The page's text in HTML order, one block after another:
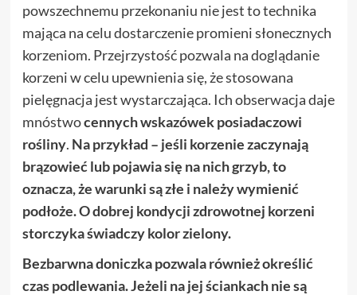
powszechnemu przekonaniu nie jest to technika
mająca na celu dostarczenie promieni słonecznych
korzeniom. Przejrzystość pozwala na doglądanie
korzeni w celu upewnienia się, że stosowana
pielęgnacja jest wystarczająca. Ich obserwacja daje
mnóstwocennych wskazówek posiadaczowi
rośliny. Na przykład – jeśli korzenie zaczynają
brązowieć lub pojawia się na nich grzyb, to
oznacza, że warunki są złe i należy wymienić
podłoże. O dobrej kondycji zdrowotnej korzeni
storczyka świadczy kolor zielony.
Bezbarwna doniczka pozwala również określić
czas podlewania.Jeżeli na jej ściankach nie są